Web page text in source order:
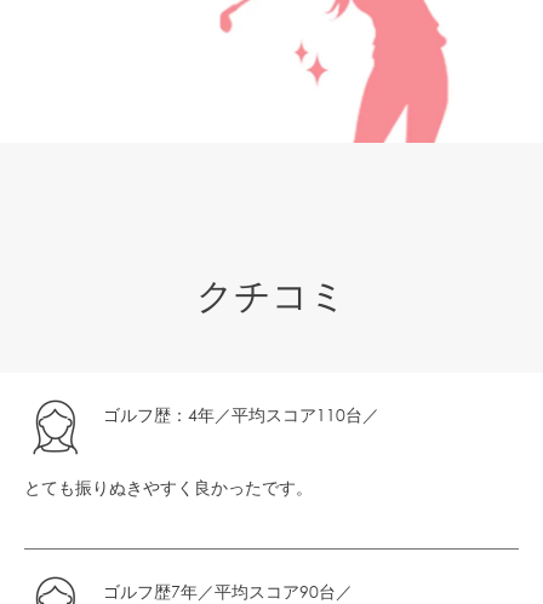
クチコミ
ゴルフ歴：4年／平均スコア110台／
とても振りぬきやすく良かったです。
ゴルフ歴7年／平均スコア90台／